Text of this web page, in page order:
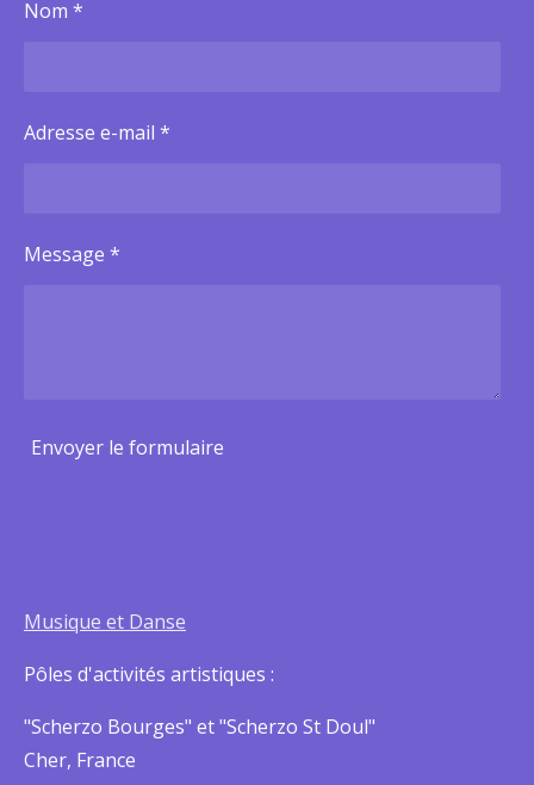
Nom *
Adresse e-mail *
Message *
Envoyer le formulaire
Musique et Danse
Pôles d'activités artistiques :
"Scherzo Bourges" et "Scherzo St Doul"
Cher, France